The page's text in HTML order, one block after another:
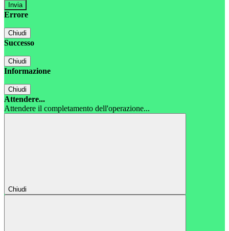
Errore
Chiudi
Successo
Chiudi
Informazione
Chiudi
Attendere...
Attendere il completamento dell'operazione...
Chiudi